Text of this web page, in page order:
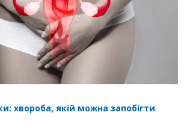
хвороба, якій можна запобігти